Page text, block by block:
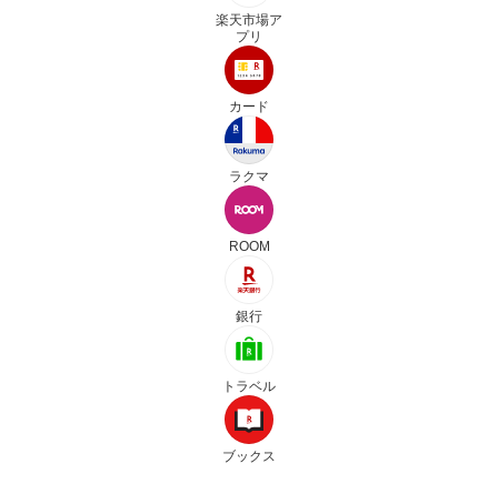
楽天市場ア
プリ
カード
ラクマ
ROOM
銀行
トラベル
ブックス